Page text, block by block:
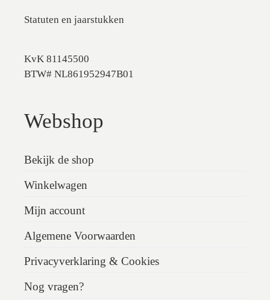
Statuten en jaarstukken
KvK 81145500
BTW# NL861952947B01
Webshop
Bekijk de shop
Winkelwagen
Mijn account
Algemene Voorwaarden
Privacyverklaring & Cookies
Nog vragen?